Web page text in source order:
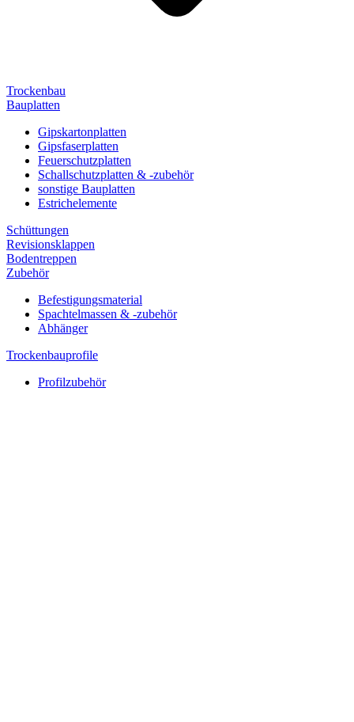
Trockenbau
Bauplatten
Gipskartonplatten
Gipsfaserplatten
Feuerschutzplatten
Schallschutzplatten & -zubehör
sonstige Bauplatten
Estrichelemente
Schüttungen
Revisionsklappen
Bodentreppen
Zubehör
Befestigungsmaterial
Spachtelmassen & -zubehör
Abhänger
Trockenbauprofile
Profilzubehör